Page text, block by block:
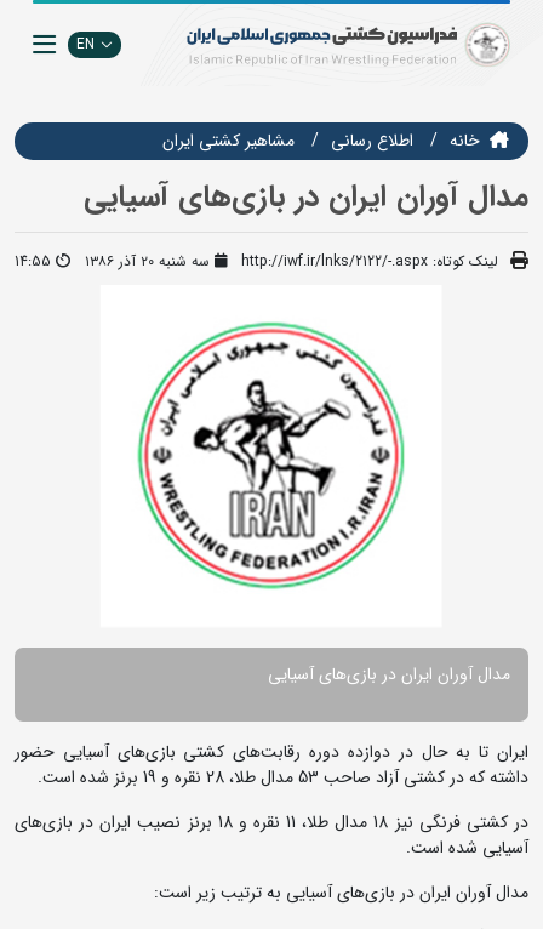
EN
خانه اطلاع رسانی مشاهير كشتي ايران
مدال آوران ایران در بازی‌های آسیایی
لینک کوتاه: http://iwf.ir/lnks/2122/-.aspx سه شنبه ۲۰ آذر ۱۳۸۶ 14:55
مدال آوران ایران در بازی‌های آسیایی
ایران تا به حال در دوازده دوره رقابت‌های کشتی بازی‌های آسیایی حضور
داشته که در کشتی آزاد صاحب 53 مدال طلا، 28 نقره و 19 برنز شده است.
در کشتی فرنگی نیز 18 مدال طلا، 11 نقره و 18 برنز نصیب ایران در بازی‌های
آسیایی شده است.
مدال آوران ایران در بازی‌های آسیایی به ترتیب زیر است: